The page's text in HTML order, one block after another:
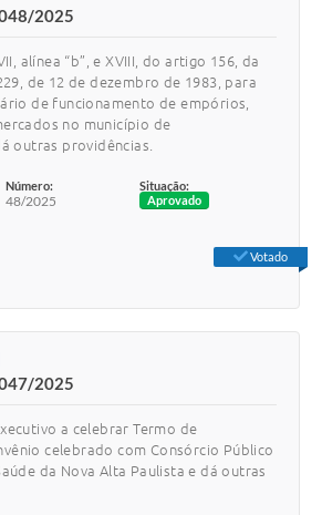
2025
alínea “b”, e XVIII, do artigo 156, da
de 12 de dezembro de 1983, para
de funcionamento de empórios,
no município de
outras providências.
Número:
48/2025
Situação:
Aprovado
Votado
2025
a celebrar Termo de
celebrado com Consórcio Público
da Nova Alta Paulista e dá outras